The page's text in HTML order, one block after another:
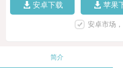
安卓下载 苹果
安卓市场
简介